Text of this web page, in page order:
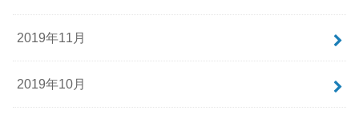
2019年11月
2019年10月